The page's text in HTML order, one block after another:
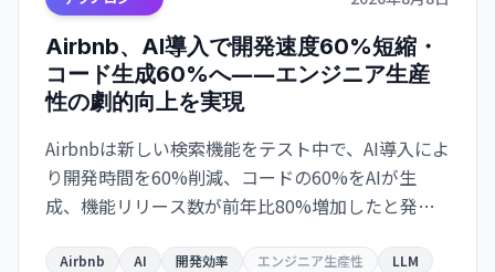
Airbnb、AI導入で開発速度60%短縮・
コード生成60%へ――エンジニア生産
性の劇的向上を実現
Airbnbは新しい検索機能をテスト中で、AI導入によ
り開発時間を60%削減、コードの60%をAIが生
成、機能リリース数が前年比80%増加したと発表
Airbnb AI 開発効率 エンジニア生産性 LLM